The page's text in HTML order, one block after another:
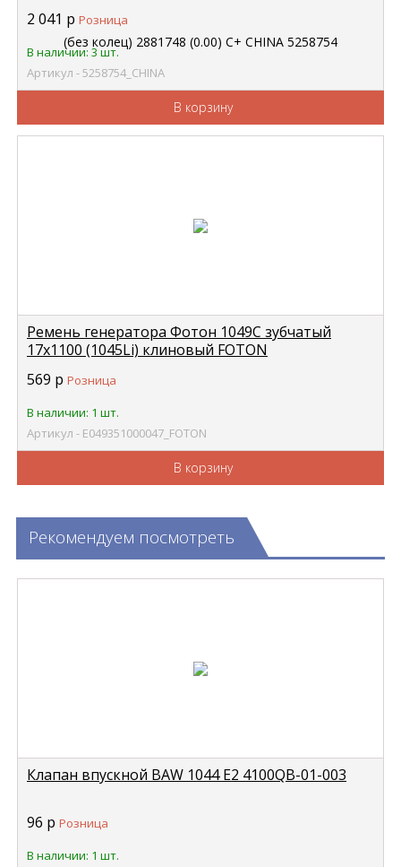
2 041 р Розница
В наличии: 3 шт.
Артикул - 5258754_CHINA
В корзину
Ремень генератора Фотон 1049С зубчатый
17x1100 (1045Li) клиновый FOTON
569 р Розница
В наличии: 1 шт.
Артикул - E049351000047_FOTON
В корзину
Рекомендуем посмотреть
Клапан впускной BAW 1044 Е2 4100QB-01-003
96 р Розница
В наличии: 1 шт.